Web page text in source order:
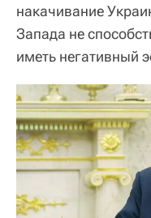
накачивание
Запада не
иметь негативный